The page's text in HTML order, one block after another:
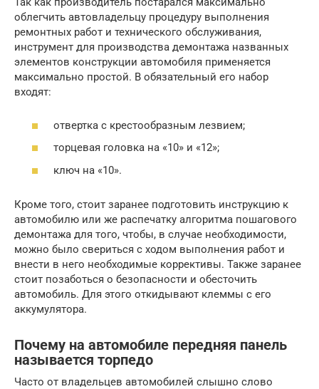
облегчить автовладельцу процедуру выполнения
ремонтных работ и технического обслуживания,
инструмент для производства демонтажа названных
элементов конструкции автомобиля применяется
максимально простой. В обязательный его набор
входят:
отвертка с крестообразным лезвием;
торцевая головка на «10» и «12»;
ключ на «10».
Кроме того, стоит заранее подготовить инструкцию к
автомобилю или же распечатку алгоритма пошагового
демонтажа для того, чтобы, в случае необходимости,
можно было свериться с ходом выполнения работ и
внести в него необходимые коррективы. Также заранее
стоит позаботься о безопасности и обесточить
автомобиль. Для этого откидывают клеммы с его
аккумулятора.
Почему на автомобиле передняя панель
называется торпедо
Часто от владельцев автомобилей слышно слово